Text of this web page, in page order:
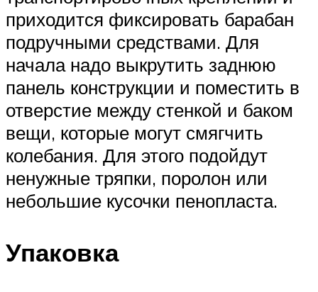
приходится фиксировать барабан
подручными средствами. Для
начала надо выкрутить заднюю
панель конструкции и поместить в
отверстие между стенкой и баком
вещи, которые могут смягчить
колебания. Для этого подойдут
ненужные тряпки, поролон или
небольшие кусочки пенопласта.
Упаковка